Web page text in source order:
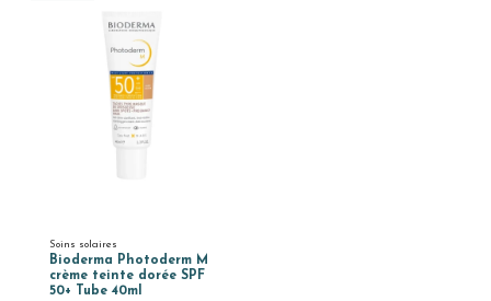
Soins solaires
Bioderma Photoderm M
crème teinte dorée SPF
50+ Tube 40ml